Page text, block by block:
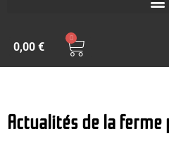
0,00 €
0
Actualités de la